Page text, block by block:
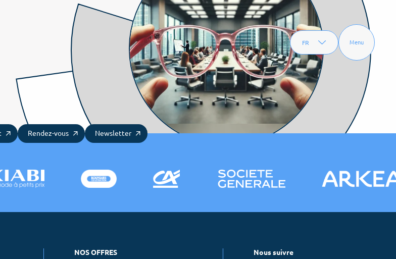
FR
EN
Menu
Menu
Rendez-vous Newsletter
NOS OFFRES
Nous suivre